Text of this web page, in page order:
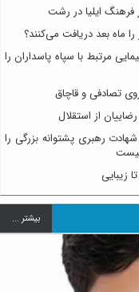
فرهنگ ایلیا در رشت
را ماه بعد دریافت می‌کنند؟
مرتبط با سپاه پاسداران را
تصادفی و قاچاق
از استقلال
رهبری پشتوانه بزرگی را
زیبایی
بيشتر ...